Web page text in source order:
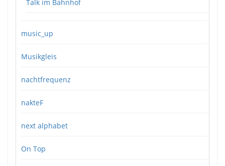
Talk im Bahnhof
music_up
Musikgleis
nachtfrequenz
nakteF
next alphabet
On Top